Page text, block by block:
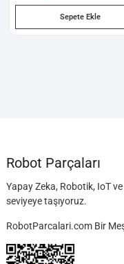
Sepete Ekle
Robot Parçaları
Yapay Zeka, Robotik, IoT
seviyeye taşıyoruz.
RobotParcalari.com Bir